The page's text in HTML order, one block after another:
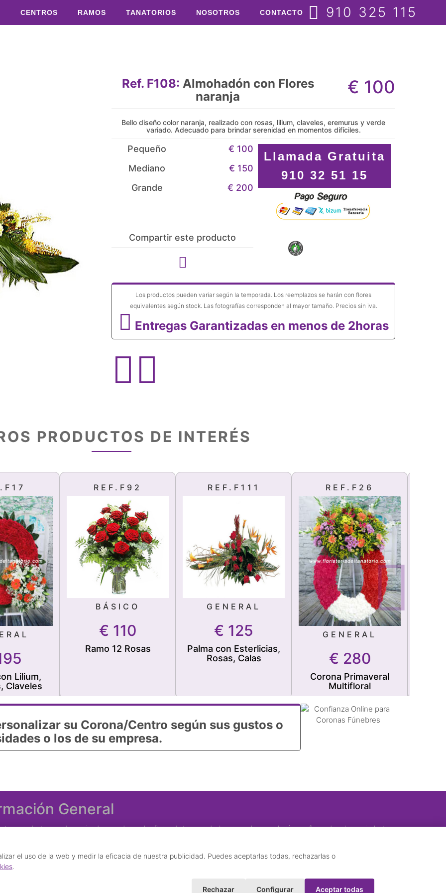
CENTROS RAMOS TANATORIOS NOSOTROS CONTACTO 910 325 115
Ref. F108: Almohadón con Flores
naranja
€ 100
Bello diseño color naranja, realizado con rosas, lilium, claveles, eremurus y verde
variado. Adecuado para brindar serenidad en momentos difíciles.
Pequeño
€ 100
Mediano
€ 150
Grande
€ 200
Llamada Gratuita
910 32 51 15
Compartir este producto
Los productos pueden variar según la temporada. Los reemplazos se harán con flores
equivalentes según stock. Las fotografías corresponden al mayor tamaño. Precios sin iva.
Entregas Garantizadas en menos de 2horas
PRODUCTOS DE INTERÉS
Lilium,
Claveles
REF.F92
BÁSICO
€ 110
Ramo 12 Rosas
REF.F111
GENERAL
€ 125
Palma con Esterlicias,
Rosas, Calas
REF.F26
GENERAL
€ 280
Corona Primaveral
Multifloral
su Corona/Centro según sus gustos o
o los de su empresa.
General
productos pueden variar de acuerdo con las flores de temporada. Los reemplazos se harán con flores de valor equivalente
con los Tanatorios.
el uso de la web y medir la eficacia de nuestra publicidad. Puedes aceptarlas todas, rechazarlas o
.
Rechazar Configurar Aceptar todas